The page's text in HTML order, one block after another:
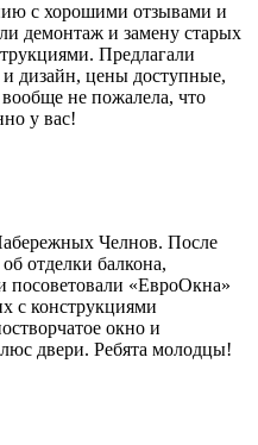
с хорошими отзывами и
демонтаж и замену старых
Предлагали
дизайн, цены доступные,
не пожалела, что
у вас!
Челнов. После
отделки балкона,
посоветовали «ЕвроОкна»
с конструкциями
окно и
двери. Ребята молодцы!